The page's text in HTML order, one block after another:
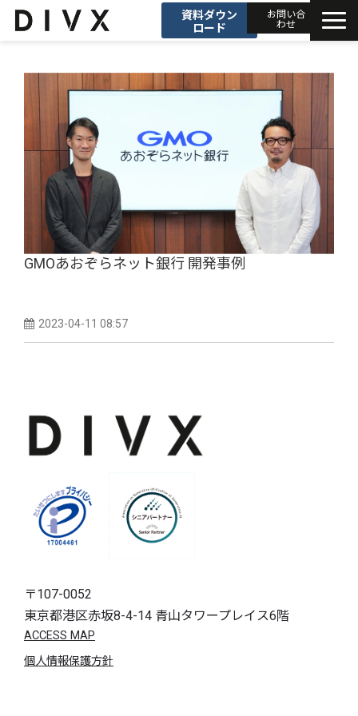
資料ダウン
ロード
お問い合
わせ
DIVXブログ
開発事例
GMOあおぞらネット銀行 開発事例
2023-04-11 08:57
〒107-0052
東京都港区赤坂8-4-14 青山タワープレイス6階
ACCESS MAP
個人情報保護方針